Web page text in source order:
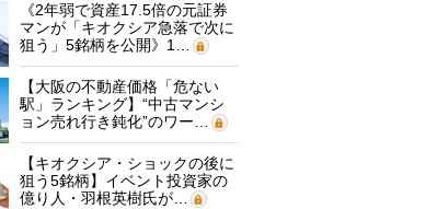
《2年弱で資産17.5倍の元証券
マンが「キオクシア急落で次に
狙う」5銘柄を公開》1…
【大阪の不動産価格「危ない
駅」ランキング】“中古マンシ
ョン売れ行き鈍化”のワー…
【キオクシア・ショックの後に
狙う5銘柄】イベント投資家の
億り人・羽根英樹氏が…